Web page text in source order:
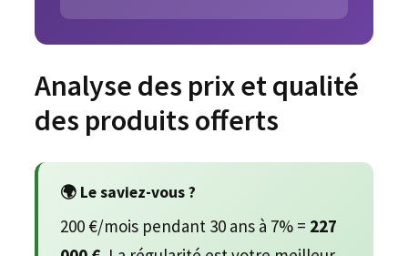
Analyse des prix et qualité
des produits offerts
🌍 Le saviez-vous ?
200 €/mois pendant 30 ans à 7% = 227